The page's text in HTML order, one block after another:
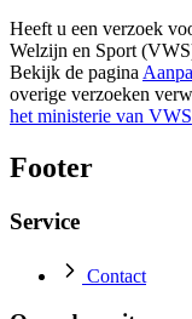
Heeft u een verzoek
Welzijn en Sport
Bekijk de pagina
overige verzoeken
het ministerie van VWS
Footer
Service
Contact